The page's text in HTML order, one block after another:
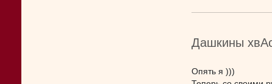
Дашкины
Опять я )))